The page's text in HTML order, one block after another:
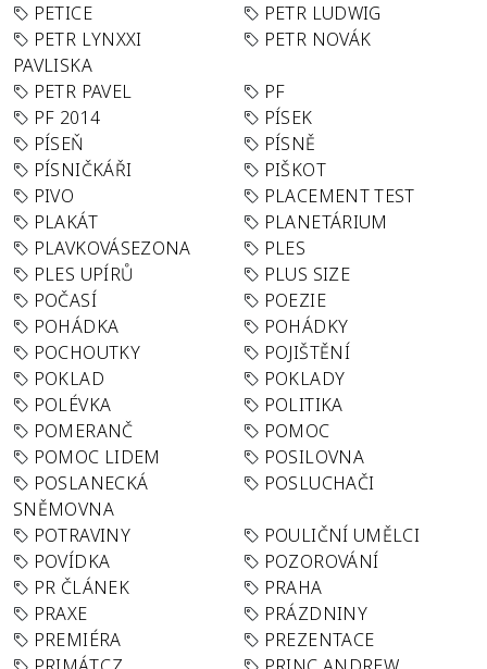
PETICE
PETR LUDWIG
PETR LYNXXI
PAVLISKA
PETR NOVÁK
PETR PAVEL
PF
PF 2014
PÍSEK
PÍSEŇ
PÍSNĚ
PÍSNIČKÁŘI
PIŠKOT
PIVO
PLACEMENT TEST
PLAKÁT
PLANETÁRIUM
PLAVKOVÁSEZONA
PLES
PLES UPÍRŮ
PLUS SIZE
POČASÍ
POEZIE
POHÁDKA
POHÁDKY
POCHOUTKY
POJIŠTĚNÍ
POKLAD
POKLADY
POLÉVKA
POLITIKA
POMERANČ
POMOC
POMOC LIDEM
POSILOVNA
POSLANECKÁ
SNĚMOVNA
POSLUCHAČI
POTRAVINY
POULIČNÍ UMĚLCI
POVÍDKA
POZOROVÁNÍ
PR ČLÁNEK
PRAHA
PRAXE
PRÁZDNINY
PREMIÉRA
PREZENTACE